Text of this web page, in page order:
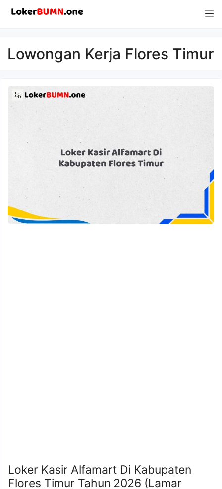
Langsung
Lowongan Kerja Flores Timur
Loker Kasir Alfamart Di Kabupaten
Flores Timur Tahun 2026 (Lamar